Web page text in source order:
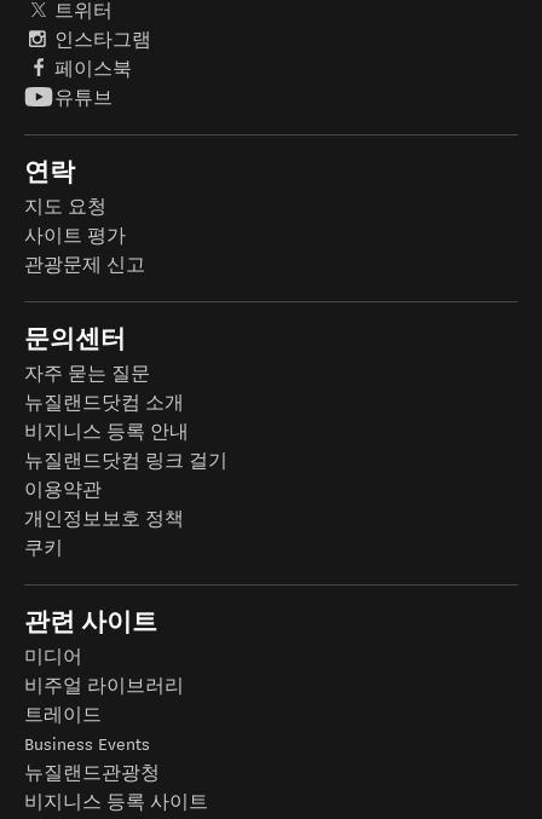
트위터
인스타그램
페이스북
유튜브
연락
지도 요청
사이트 평가
관광문제 신고
문의센터
자주 묻는 질문
뉴질랜드닷컴 소개
비지니스 등록 안내
뉴질랜드닷컴 링크 걸기
이용약관
개인정보보호 정책
쿠키
관련 사이트
미디어
비주얼 라이브러리
트레이드
Business Events
뉴질랜드관광청
비지니스 등록 사이트